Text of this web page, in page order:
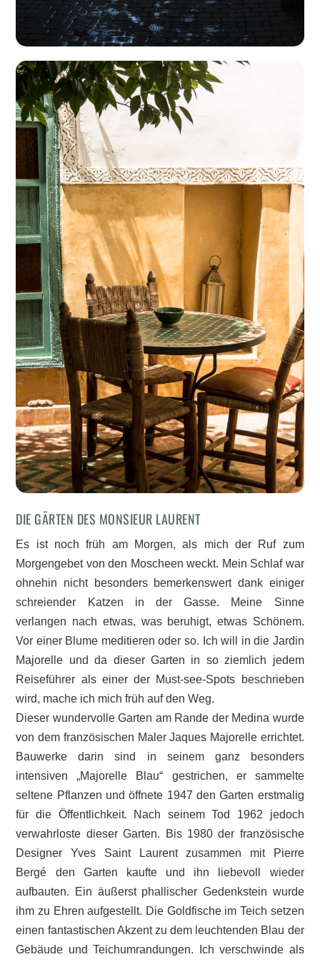
DIE GÄRTEN DES MONSIEUR LAURENT
Es ist noch früh am Morgen, als mich der Ruf zum
Morgengebet von den Moscheen weckt. Mein Schlaf war
ohnehin nicht besonders bemerkenswert dank einiger
schreiender Katzen in der Gasse. Meine Sinne
verlangen nach etwas, was beruhigt, etwas Schönem.
Vor einer Blume meditieren oder so. Ich will in die Jardin
Majorelle und da dieser Garten in so ziemlich jedem
Reiseführer als einer der Must-see-Spots beschrieben
wird, mache ich mich früh auf den Weg.
Dieser wundervolle Garten am Rande der Medina wurde
von dem französischen Maler Jaques Majorelle errichtet.
Bauwerke darin sind in seinem ganz besonders
intensiven „Majorelle Blau“ gestrichen, er sammelte
seltene Pflanzen und öffnete 1947 den Garten erstmalig
für die Öffentlichkeit. Nach seinem Tod 1962 jedoch
verwahrloste dieser Garten. Bis 1980 der französische
Designer Yves Saint Laurent zusammen mit Pierre
Bergé den Garten kaufte und ihn liebevoll wieder
aufbauten. Ein äußerst phallischer Gedenkstein wurde
ihm zu Ehren aufgestellt. Die Goldfische im Teich setzen
einen fantastischen Akzent zu dem leuchtenden Blau der
Gebäude und Teichumrandungen. Ich verschwinde als